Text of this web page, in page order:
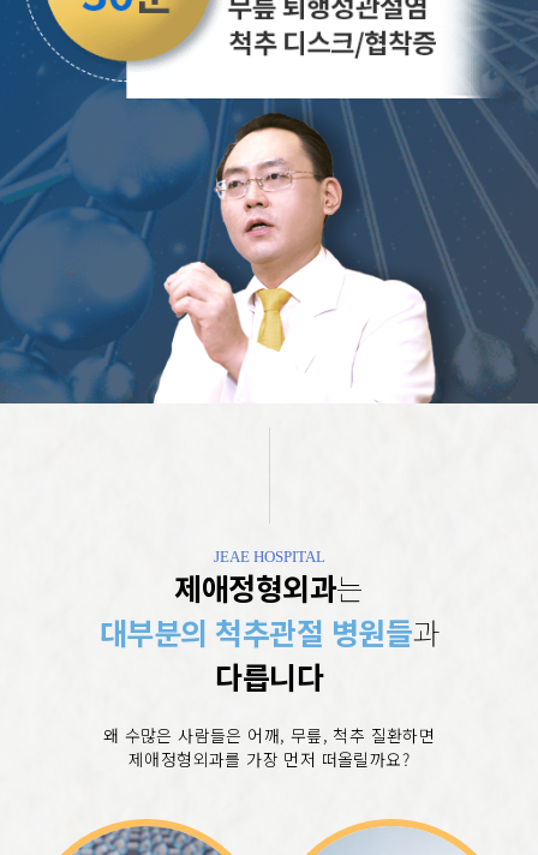
JEAE HOSPITAL
제애정형외과는
대부분의 척추관절 병원들과
다릅니다
왜 수많은 사람들은 어깨, 무릎, 척추 질환하면
제애정형외과를 가장 먼저 떠올릴까요?